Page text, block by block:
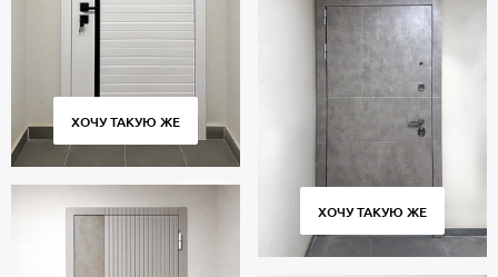
ХОЧУ ТАКУЮ ЖЕ
ХОЧУ ТАКУЮ ЖЕ